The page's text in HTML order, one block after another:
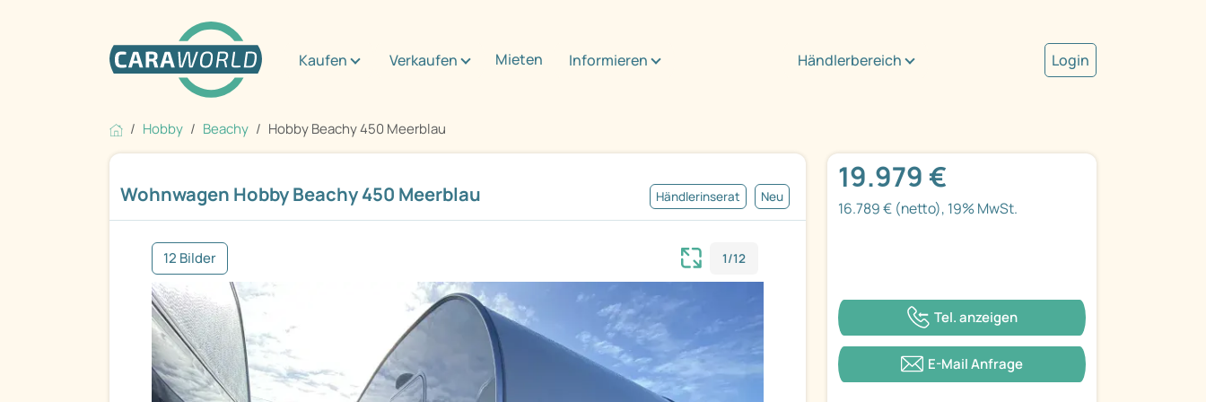
Kaufen Verkaufen Mieten Informieren Händlerbereich Login
Hobby Beachy Hobby Beachy 450 Meerblau
Wohnwagen Hobby Beachy 450 Meerblau Händlerinserat Neu
12 Bilder 1/12
19.979 €
16.789 € (netto), 19% MwSt.
Tel. anzeigen
E-Mail Anfrage